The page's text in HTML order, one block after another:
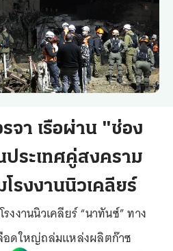
จา เรือผ่าน "ช่อง
ระเทศคู่สงคราม
รงงานนิวเคลียร์
งงานนิวเคลียร์ “นาทันซ์” ทาง
อดใหญ่ถล่มแหล่งผลิตก๊าซ